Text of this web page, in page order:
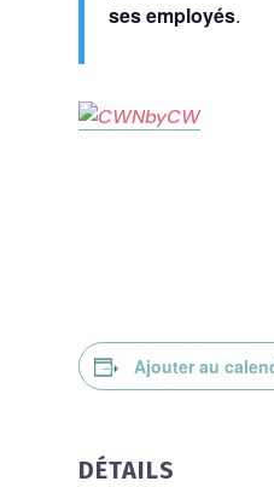
ses employés.
Ajouter au
DÉTAILS